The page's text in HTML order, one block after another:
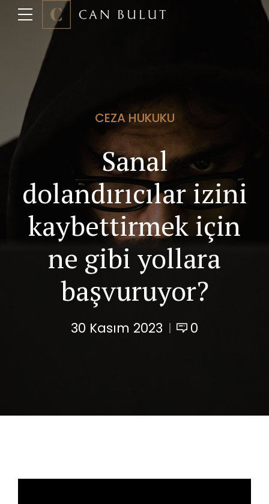
CEZA HUKUKU
Sanal
dolandırıcılar izini
kaybettirmek için
ne gibi yollara
başvuruyor?
30 Kasım 2023 0